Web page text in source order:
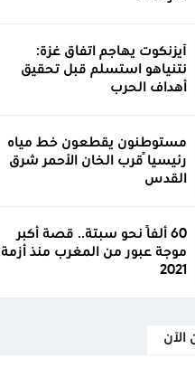
آيزنكوت يهاجم اتفاق غزة:
نتنياهو استسلم قبل تحقيق
أهداف الحرب
مستوطنون يقطعون خط مياه
رئيسياً قرب الخان الأحمر شرق
القدس
60 ألفًا نحو سبتة.. قصة أكبر
موجة عبور من المغرب منذ أزمة
2021
الآن